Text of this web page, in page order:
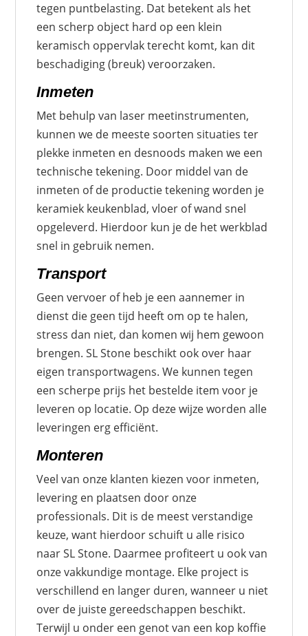
tegen puntbelasting. Dat betekent als het
een scherp object hard op een klein
keramisch oppervlak terecht komt, kan dit
beschadiging (breuk) veroorzaken.
Inmeten
Met behulp van laser meetinstrumenten,
kunnen we de meeste soorten situaties ter
plekke inmeten en desnoods maken we een
technische tekening. Door middel van de
inmeten of de productie tekening worden je
keramiek keukenblad, vloer of wand snel
opgeleverd. Hierdoor kun je de het werkblad
snel in gebruik nemen.
Transport
Geen vervoer of heb je een aannemer in
dienst die geen tijd heeft om op te halen,
stress dan niet, dan komen wij hem gewoon
brengen. SL Stone beschikt ook over haar
eigen transportwagens. We kunnen tegen
een scherpe prijs het bestelde item voor je
leveren op locatie. Op deze wijze worden alle
leveringen erg efficiënt.
Monteren
Veel van onze klanten kiezen voor inmeten,
levering en plaatsen door onze
professionals. Dit is de meest verstandige
keuze, want hierdoor schuift u alle risico
naar SL Stone. Daarmee profiteert u ook van
onze vakkundige montage. Elke project is
verschillend en langer duren, wanneer u niet
over de juiste gereedschappen beschikt.
Terwijl u onder een genot van een kop koffie